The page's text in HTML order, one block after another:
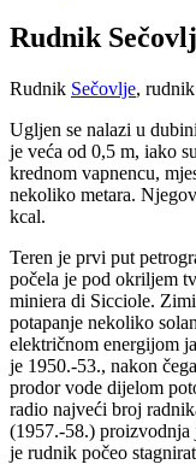
Rudnik
Rudnik Sečovlje,
Ugljen se nalazi u
je veća od 0,5 m, iako
krednom vapnencu,
nekoliko metara.
kcal.
Teren je prvi put
počela je pod okriljem
miniera di Sicciole.
potapanje nekoliko
električnom energijom
je 1950.-53., nakon
prodor vode dijelom
radio najveći broj
(1957.-58.) proizvodnja
je rudnik počeo